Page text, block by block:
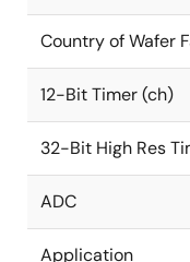
Country of Wafer
12-Bit Timer (ch)
32-Bit High Res
ADC
Application